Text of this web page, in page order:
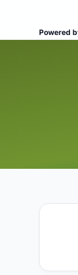
Powered